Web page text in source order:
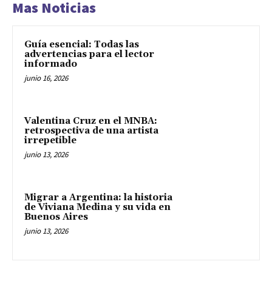
Mas Noticias
Guía esencial: Todas las
advertencias para el lector
informado
junio 16, 2026
Valentina Cruz en el MNBA:
retrospectiva de una artista
irrepetible
junio 13, 2026
Migrar a Argentina: la historia
de Viviana Medina y su vida en
Buenos Aires
junio 13, 2026